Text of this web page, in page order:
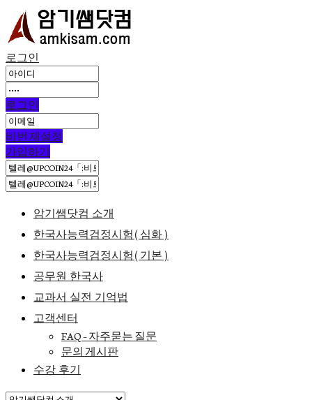
로그인
로그인
비번 재설정
가입하기
암기쌤닷컴 소개
한국사능력검정시험(심화)
한국사능력검정시험(기본)
공무원 한국사
교과서 실전 기억법
고객센터
FAQ – 자주묻는 질문
문의 게시판
수강 후기